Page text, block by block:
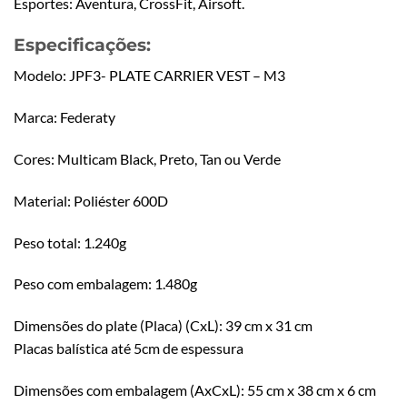
Especificações:
Modelo: JPF3- PLATE CARRIER VEST – M3
Marca: Federaty
Cores: Multicam Black, Preto, Tan ou Verde
Material: Poliéster 600D
Peso total: 1.240g
Peso com embalagem: 1.480g
Dimensões do plate (Placa) (CxL): 39 cm x 31 cm
Placas balística até 5cm de espessura
Dimensões com embalagem (AxCxL): 55 cm x 38 cm x 6 cm